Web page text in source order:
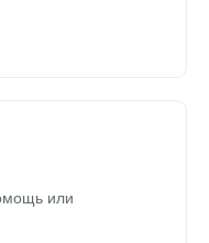
или